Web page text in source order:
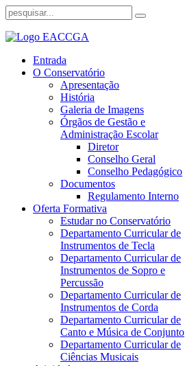
Entrada
O Conservatório
Apresentação
História
Galeria de Imagens
Órgãos de Gestão e
Administração Escolar
Diretor
Conselho Geral
Conselho Pedagógico
Documentos
Regulamento Interno
Oferta Formativa
Estudar no Conservatório
Departamento Curricular de
Instrumentos de Tecla
Departamento Curricular de
Instrumentos de Sopro e
Percussão
Departamento Curricular de
Instrumentos de Corda
Departamento Curricular de
Canto e Música de Conjunto
Departamento Curricular de
Ciências Musicais